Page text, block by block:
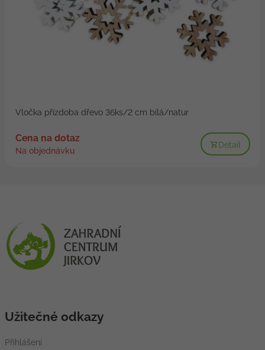
Vločka přízdoba dřevo 36ks/2 cm bílá/natur
Cena na dotaz
Na objednávku
Detail
Užitečné odkazy
Přihlášení